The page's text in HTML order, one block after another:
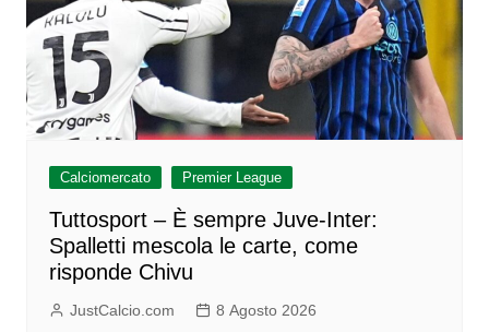
Calciomercato Premier League
Tuttosport – È sempre Juve-Inter:
Spalletti mescola le carte, come
risponde Chivu
JustCalcio.com 8 Agosto 2026